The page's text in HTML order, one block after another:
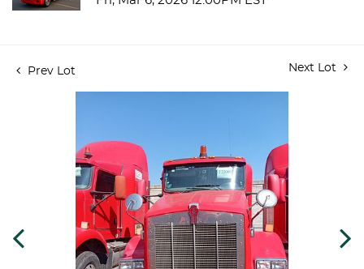
Prev Lot Next Lot